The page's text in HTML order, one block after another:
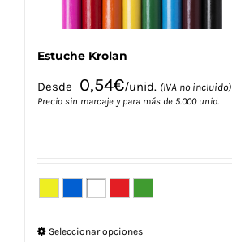
producto
Estuche Krolan
Desde 0,54€/unid. (IVA no incluido)
Precio sin marcaje y para más de 5.000 unid.
Seleccionar opcionesEste